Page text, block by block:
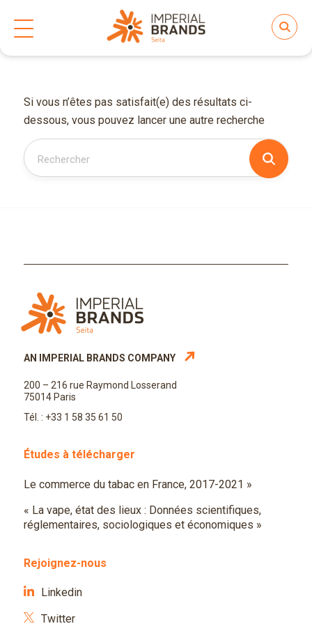
Si vous n’êtes pas satisfait(e) des résultats ci-
dessous, vous pouvez lancer une autre recherche
AN IMPERIAL BRANDS COMPANY
200 – 216 rue Raymond Losserand
75014 Paris
Tél. : +33 1 58 35 61 50
Études à télécharger
Le commerce du tabac en France, 2017-2021 »
« La vape, état des lieux : Données scientifiques,
réglementaires, sociologiques et économiques »
Rejoignez-nous
Linkedin
Twitter